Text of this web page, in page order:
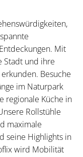
Mit
Stadt und ihre
Besuche
im Naturpark
regionale Küche in
Rollstühle
maximale
seine Highlights in
wird Mobilität